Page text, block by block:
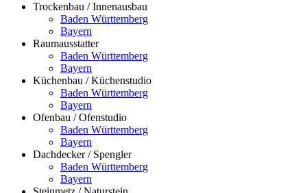
Trockenbau / Innenausbau
Baden Württemberg
Bayern
Raumausstatter
Baden Württemberg
Bayern
Küchenbau / Küchenstudio
Baden Württemberg
Bayern
Ofenbau / Ofenstudio
Baden Württemberg
Bayern
Dachdecker / Spengler
Baden Württemberg
Bayern